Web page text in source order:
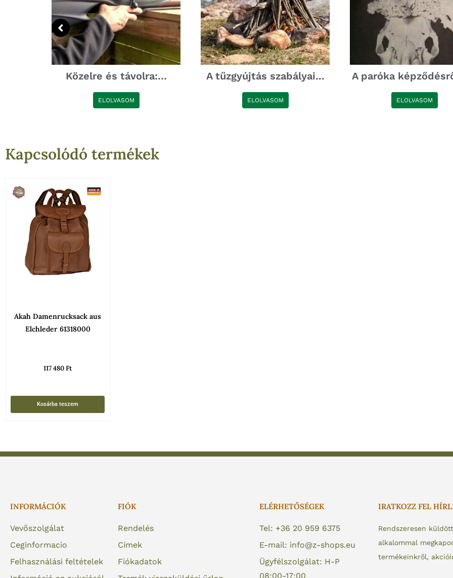
Közelre és távolra:...
ELOLVASOM
A tűzgyújtás szabályai...
ELOLVASOM
A paróka
ELOLVASOM
Kapcsolódó termékek
Akah Damenrucksack aus
Elchleder 61318000
117 480Ft
Kosárba teszem
INFORMÁCIÓK
Vevőszolgálat
Ceginformacio
Felhasználási feltételek
FIÓK
Rendelés
Címek
Fiókadatok
ELÉRHETŐSÉGEK
Tel: +36 20 959 6375
E-mail: info@z-shops.eu
Ügyfélszolgálat: H-P
08:00-17:00
IRATKOZZ FEL
Rendszeresen
alkalommal
termékeinkről,